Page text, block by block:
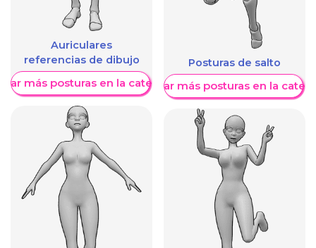
Auriculares
referencias de dibujo
más posturas en la categoría
Posturas de salto
Mostrar más posturas en la